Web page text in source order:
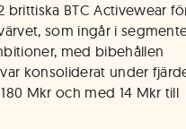
brittiska BTC Activewear
som ingår i
med bibehållen
konsoliderat under
Mkr och med 14 Mkr till